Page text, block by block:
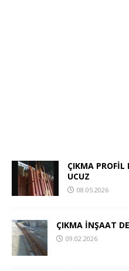
ÇIKMA PROFİL
UCUZ
08.05.2026
ÇIKMA İNŞAAT
09.02.2026